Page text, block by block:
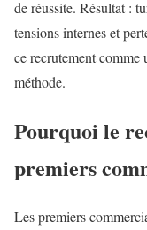
de réussite. Résultat :
tensions internes et
ce recrutement comme
méthode.
Pourquoi le
premiers
Les premiers